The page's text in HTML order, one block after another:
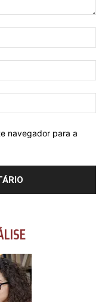
navegador para a